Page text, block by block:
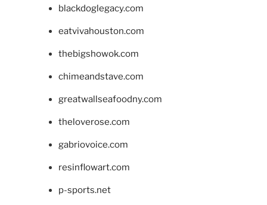
blackdoglegacy.com
eatvivahouston.com
thebigshowok.com
chimeandstave.com
greatwallseafoodny.com
theloverose.com
gabriovoice.com
resinflowart.com
p-sports.net